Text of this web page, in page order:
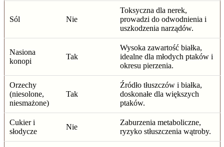
Sól Nie
Toksyczna dla nerek,
prowadzi do odwodnienia i
uszkodzenia narządów.
Nasiona
konopi
Tak
Wysoka zawartość białka,
idealne dla młodych ptaków i
okresu pierzenia.
Orzechy
(niesolone,
niesmażone)
Tak
Źródło tłuszczów i białka,
doskonałe dla większych
ptaków.
Cukier i
słodycze
Nie
Zaburzenia metaboliczne,
ryzyko stłuszczenia wątroby.